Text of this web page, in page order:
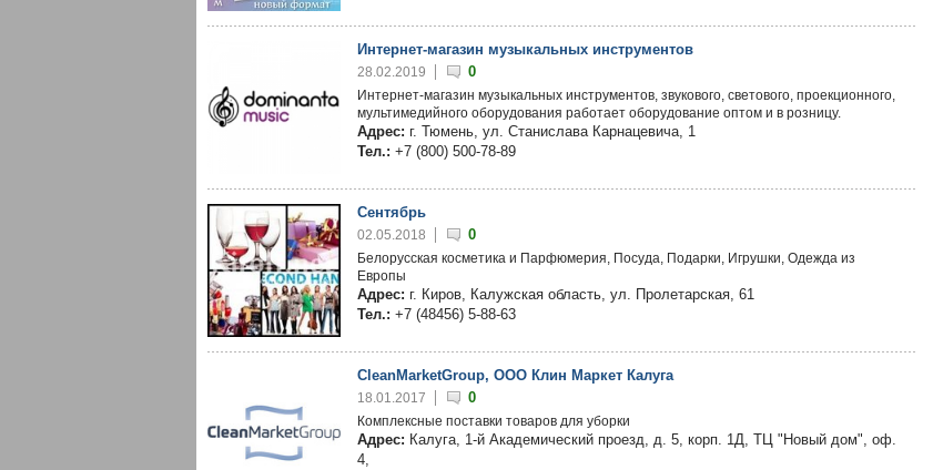
Интернет-магазин музыкальных инструментов
28.02.2019 0
Интернет-магазин музыкальных инструментов, звукового, светового, проекционного,
мультимедийного оборудования работает оборудование оптом и в розницу.
Адрес: г. Тюмень, ул. Станислава Карнацевича, 1
Тел.: +7 (800) 500-78-89
Сентябрь
02.05.2018 0
Белорусская косметика и Парфюмерия, Посуда, Подарки, Игрушки, Одежда из
Европы
Адрес: г. Киров, Калужская область, ул. Пролетарская, 61
Тел.: +7 (48456) 5-88-63
CleanMarketGroup, ООО Клин Маркет Калуга
18.01.2017 0
Комплексные поставки товаров для уборки
Адрес: Калуга, 1-й Академический проезд, д. 5, корп. 1Д, ТЦ "Новый дом", оф.
4,